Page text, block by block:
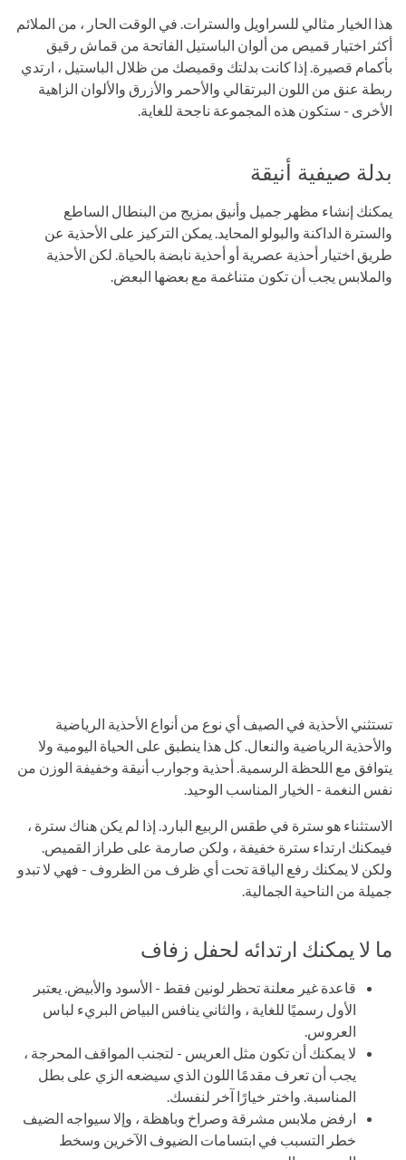
هذا الخيار مثالي للسراويل والسترات. في الوقت الحار ، من الملائم
أكثر اختيار قميص من ألوان الباستيل الفاتحة من قماش رقيق
بأكمام قصيرة. إذا كانت بدلتك وقميصك من ظلال الباستيل ، ارتدي
ربطة عنق من اللون البرتقالي والأحمر والأزرق والألوان الزاهية
الأخرى - ستكون هذه المجموعة ناجحة للغاية.
بدلة صيفية أنيقة
يمكنك إنشاء مظهر جميل وأنيق بمزيج من البنطال الساطع
والسترة الداكنة والبولو المحايد. يمكن التركيز على الأحذية عن
طريق اختيار أحذية عصرية أو أحذية نابضة بالحياة. لكن الأحذية
والملابس يجب أن تكون متناغمة مع بعضها البعض.
تستثني الأحذية في الصيف أي نوع من أنواع الأحذية الرياضية
والأحذية الرياضية والنعال. كل هذا ينطبق على الحياة اليومية ولا
يتوافق مع اللحظة الرسمية. أحذية وجوارب أنيقة وخفيفة الوزن من
نفس النغمة - الخيار المناسب الوحيد.
الاستثناء هو سترة في طقس الربيع البارد. إذا لم يكن هناك سترة ،
فيمكنك ارتداء سترة خفيفة ، ولكن صارمة على طراز القميص.
ولكن لا يمكنك رفع الياقة تحت أي ظرف من الظروف - فهي لا تبدو
جميلة من الناحية الجمالية.
ما لا يمكنك ارتدائه لحفل زفاف
قاعدة غير معلنة تحظر لونين فقط - الأسود والأبيض. يعتبر
الأول رسميًا للغاية ، والثاني ينافس البياض البريء لباس
العروس.
لا يمكنك أن تكون مثل العريس - لتجنب المواقف المحرجة ،
يجب أن تعرف مقدمًا اللون الذي سيضعه الزي على بطل
المناسبة. واختر خيارًا آخر لنفسك.
ارفض ملابس مشرقة وصراخ وباهظة ، وإلا سيواجه الضيف
خطر التسبب في ابتسامات الضيوف الآخرين وسخط